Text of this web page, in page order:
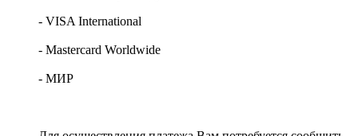
- VISA International
- Mastercard Worldwide
- МИР